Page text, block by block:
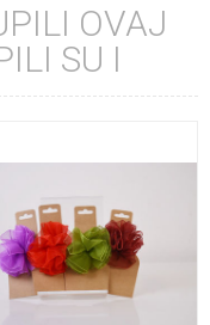
OVAJ
SU I